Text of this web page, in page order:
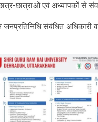
छात्राओं एवं अध्यापकों से
जनप्रतिनिधि संबंधित अधिकारी